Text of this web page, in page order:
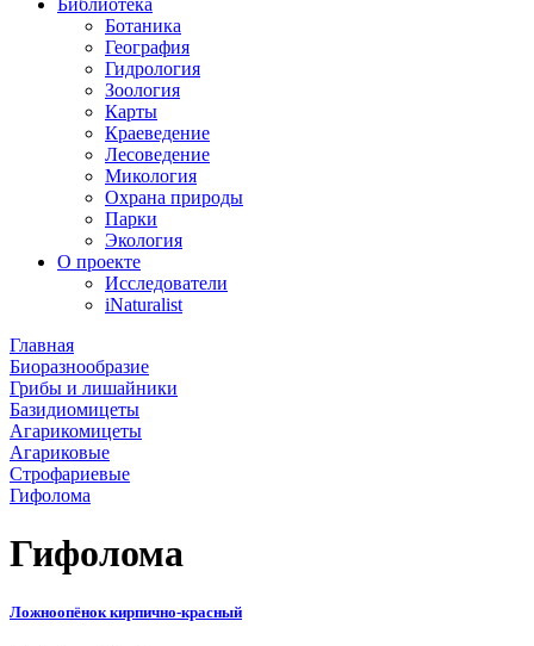
Библиотека
Ботаника
География
Гидрология
Зоология
Карты
Краеведение
Лесоведение
Микология
Охрана природы
Парки
Экология
О проекте
Исследователи
iNaturalist
Главная
Биоразнообразие
Грибы и лишайники
Базидиомицеты
Агарикомицеты
Агариковые
Строфариевые
Гифолома
Гифолома
Ложноопёнок кирпично-красный